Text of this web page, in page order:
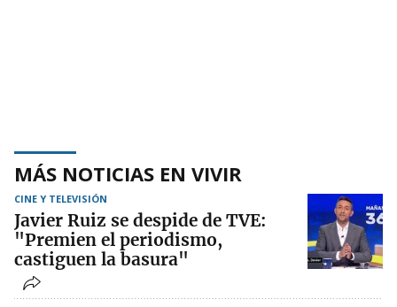
MÁS NOTICIAS EN VIVIR
CINE Y TELEVISIÓN
Javier Ruiz se despide de TVE:
"Premien el periodismo,
castiguen la basura"